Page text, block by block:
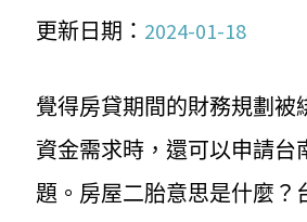
更新日期： 2024-01-18
覺得房貸期間的財務規劃被
資金需求時，還可以申請台
題。房屋二胎意思是什麼？